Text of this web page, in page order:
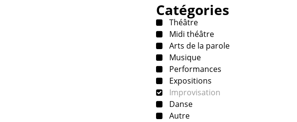
Catégories
Théâtre
Midi théâtre
Arts de la parole
Musique
Performances
Expositions
Improvisation
Danse
Autre